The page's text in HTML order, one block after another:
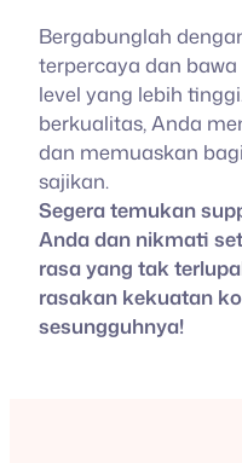
Bergabunglah
terpercaya dan
level yang lebih
berkualitas, Anda
dan memuaskan
sajikan.
Segera temukan
Anda dan nikmati
rasa yang tak
rasakan kekuatan
sesungguhnya!